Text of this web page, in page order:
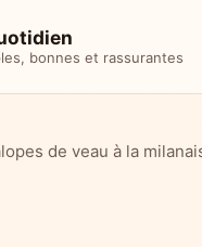
bonnes et rassurantes
de veau à la